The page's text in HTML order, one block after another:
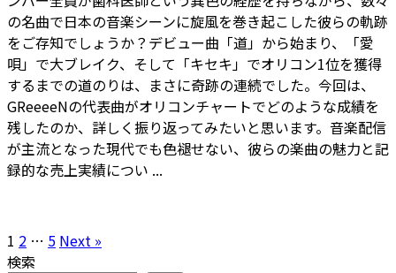
の名曲で日本の音楽シーンに旋風を巻き起こした彼らの軌跡
をご存知でしょうか？デビュー曲「道」から始まり、「愛
唄」で大ブレイク、そして「キセキ」でオリコン1位を獲得
するまでの道のりは、まさに奇跡の連続でした。今回は、
GReeeeNの代表曲がオリコンチャートでどのような成績を
残したのか、詳しく振り返ってみたいと思います。音楽配信
が主流となった現代でも色褪せない、彼らの楽曲の魅力と記
録的な売上実績につい ...
1 2 … 5 Next »
検索